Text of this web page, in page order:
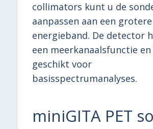
collimators kunt u de
aanpassen aan een grotere
energieband. De detector
een meerkanaalsfunctie en
geschikt voor
basisspectrumanalyses.
miniGITA PET